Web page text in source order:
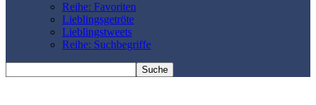
Reihe: Favoriten
Lieblingsgetröte
Lieblingstweets
Reihe: Suchbegriffe